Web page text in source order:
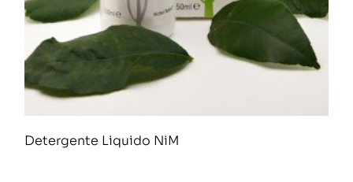
Detergente Liquido NiM